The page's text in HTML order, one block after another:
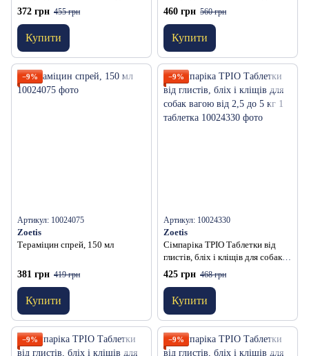
20 кг 1 таблетка
372 грн 455 грн
Купити
60 кг 1 таблетка
460 грн 560 грн
Купити
−9%
Артикул: 10024075
Zoetis
Тераміцин спрей, 150 мл
381 грн 419 грн
Купити
−9%
Артикул: 10024330
Zoetis
Сімпаріка ТРІО Таблетки від
глистів, бліх і кліщів для собак
вагою від 2,5 до 5 кг 1 таблетка
425 грн 468 грн
Купити
−9% −9%